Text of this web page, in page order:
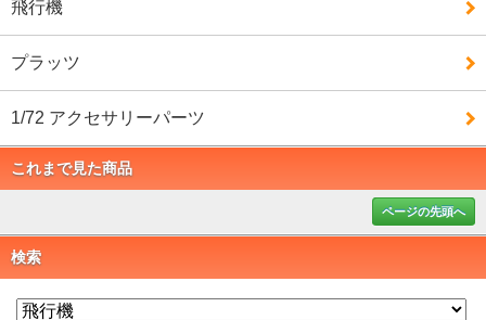
飛行機
プラッツ
1/72 アクセサリーパーツ
これまで見た商品
ページの先頭へ
検索